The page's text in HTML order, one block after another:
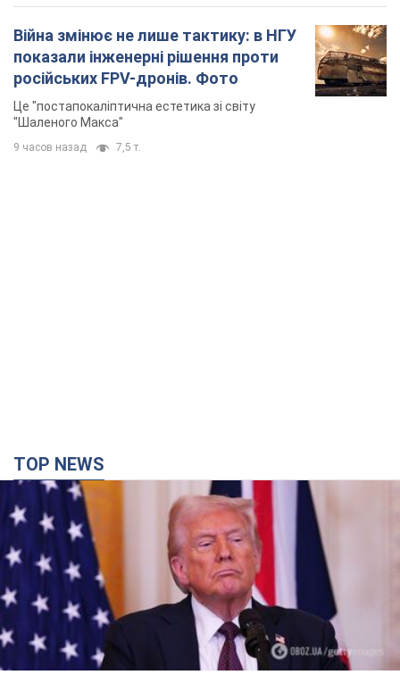
Війна змінює не лише тактику: в НГУ
показали інженерні рішення проти
російських FPV-дронів. Фото
Це "постапокаліптична естетика зі світу
"Шаленого Макса"
9 часов назад 7,5 т.
TOP NEWS